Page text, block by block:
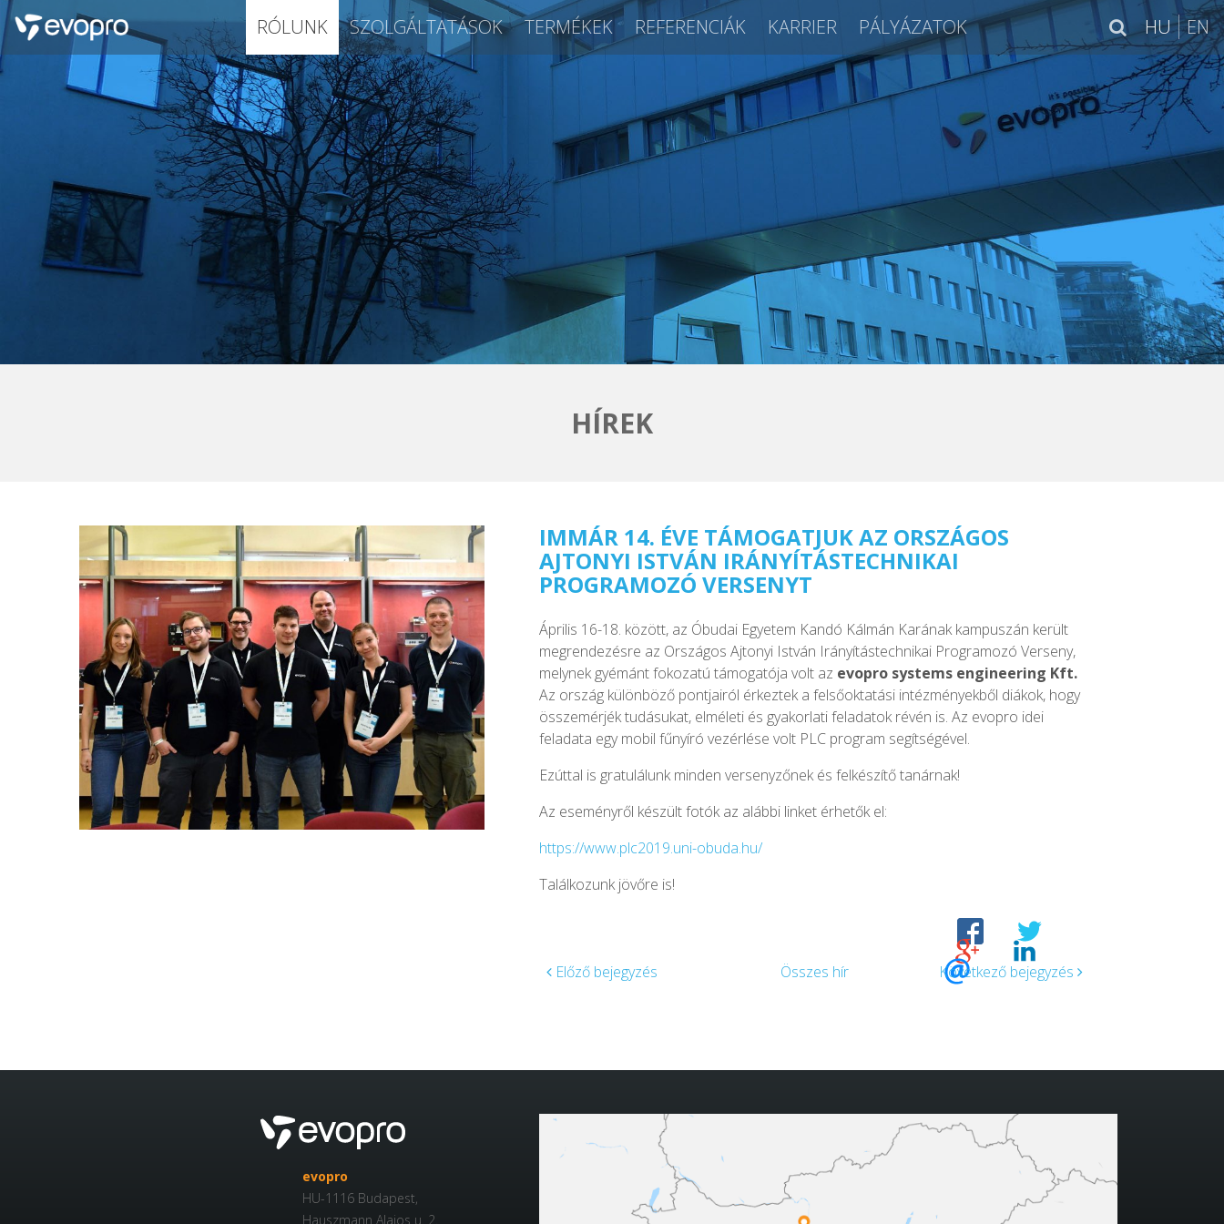
HU EN
RÓLUNK SZOLGÁLTATÁSOK TERMÉKEK REFERENCIÁK KARRIER PÁLYÁZATOK
HÍREK
IMMÁR 14. ÉVE TÁMOGATJUK AZ ORSZÁGOS
AJTONYI ISTVÁN IRÁNYÍTÁSTECHNIKAI
PROGRAMOZÓ VERSENYT
Április 16-18. között, az Óbudai Egyetem Kandó Kálmán Karának kampuszán került
megrendezésre az Országos Ajtonyi István Irányítástechnikai Programozó Verseny,
melynek gyémánt fokozatú támogatója volt az evopro systems engineering Kft.
Az ország különböző pontjairól érkeztek a felsőoktatási intézményekből diákok, hogy
összemérjék tudásukat, elméleti és gyakorlati feladatok révén is. Az evopro idei
feladata egy mobil fűnyíró vezérlése volt PLC program segítségével.
Ezúttal is gratulálunk minden versenyzőnek és felkészítő tanárnak!
Az eseményről készült fotók az alábbi linket érhetők el:
https://www.plc2019.uni-obuda.hu/
Találkozunk jövőre is!
Összes hír
Előző bejegyzés Következő bejegyzés
evopro
HU-1116 Budapest,
Hauszmann Alajos u. 2.